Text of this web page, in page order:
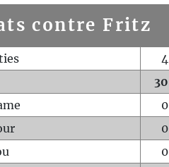
contre Fritz
4
30
0
0
0